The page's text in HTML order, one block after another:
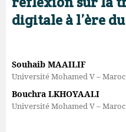
digitale à l’ère
Souhaib MAAILIF
Université Mohamed V – Maroc
Bouchra LKHOYAALI
Université Mohamed V – Maroc